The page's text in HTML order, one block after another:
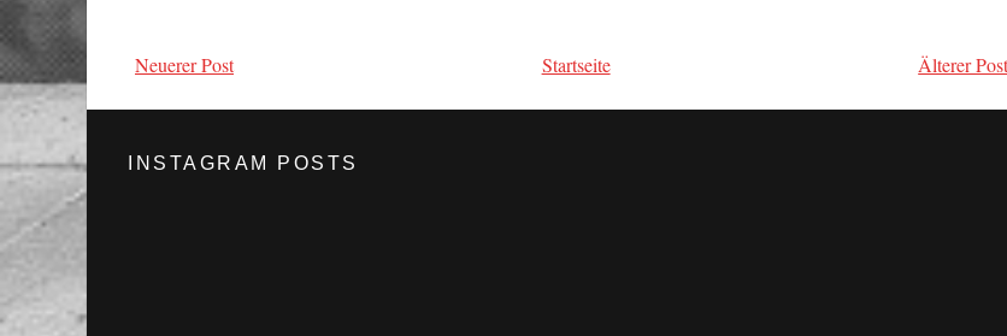
Neuerer Post Älterer Post
Startseite
INSTAGRAM POSTS